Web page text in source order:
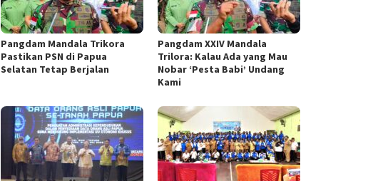
Pangdam Mandala Trikora
Pastikan PSN di Papua
Selatan Tetap Berjalan
​Pangdam XXIV Mandala
Trilora: Kalau Ada yang Mau
Nobar ‘Pesta Babi’ Undang
Kami